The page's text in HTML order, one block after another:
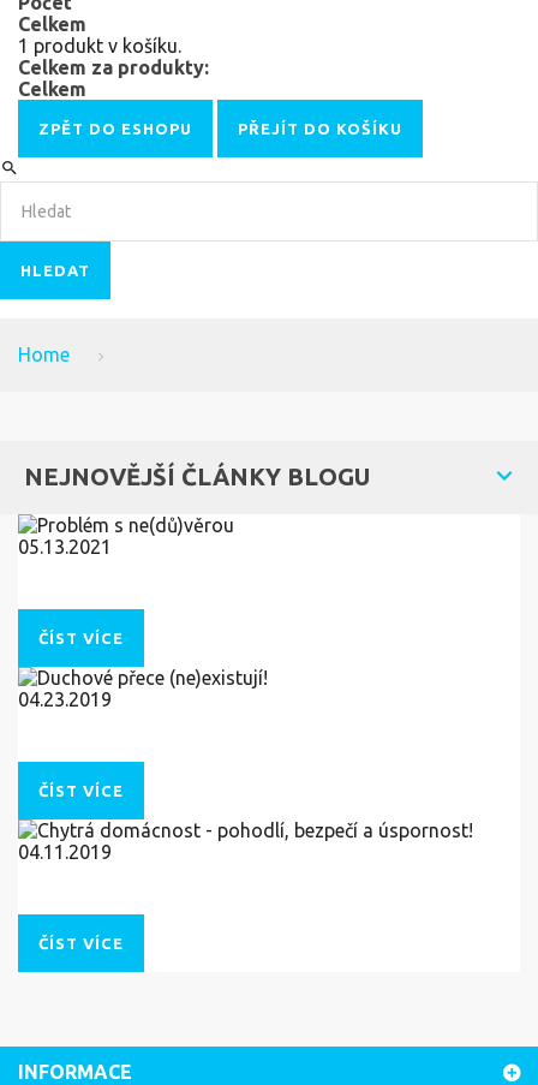
Celkem
1 produkt v košíku.
Celkem za produkty:
Celkem
ZPĚT DO ESHOPU PŘEJÍT DO KOŠÍKU
HLEDAT
Home
NEJNOVĚJŠÍ ČLÁNKY BLOGU
05.13.2021
ČÍST VÍCE
04.23.2019
ČÍST VÍCE
04.11.2019
ČÍST VÍCE
INFORMACE